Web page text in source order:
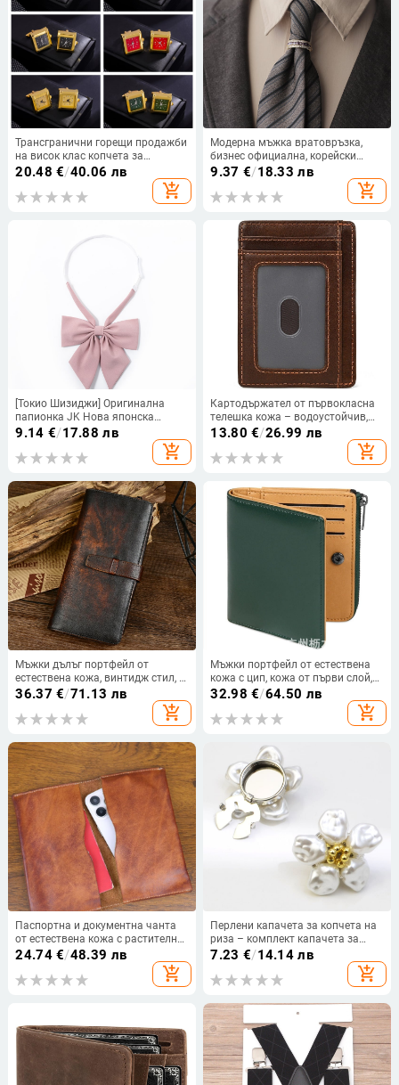
Трансгранични горещи продажби
на висок клас копчета за
ръкавели с механизъм за мъже,
копчета за ръкавели с прецизен
часовник, копчета за ръкавели за
20.48 €/40.06 лв
add_shopping_cart
Модерна мъжка вратовръзка,
бизнес официална, корейски
стил, професионална, ежедневна,
ретро, полка точки, флорални
младежки модни аксесоари за
9.37 €/18.33 лв
add_shopping_cart
[Токио Шизиджи] Оригинална
папионка JK Нова японска
колежанска стилна малка/
9.14 €/17.88 лв
add_shopping_cart
Картодържател от първокласна
телешка кожа – водоустойчив,
ултралек, антибактериален
13.80 €/26.99 лв
add_shopping_cart
Мъжки дълъг портфейл от
естествена кожа, винтидж стил, с
много отделения за карти, първи
слой телешка кожа, подплата
полиестер.
36.37 €/71.13 лв
add_shopping_cart
Мъжки портфейл от естествена
кожа с цип, кожа от първи слой,
водоустойчив, антикрадба
32.98 €/64.50 лв
add_shopping_cart
Паспортна и документна чанта
от естествена кожа с растително
обработване и ръчна патина,
подплата от естествена кожа,
ретро бизнес стил, джоб за
24.74€/48.39 лв
add_shopping_cart
Перлени капачета за копчета на
риза – комплект капачета за
копчета, маншетни копчета и
клип за копче, аксесоари за
бижута
7.23 €/14.14 лв
add_shopping_cart